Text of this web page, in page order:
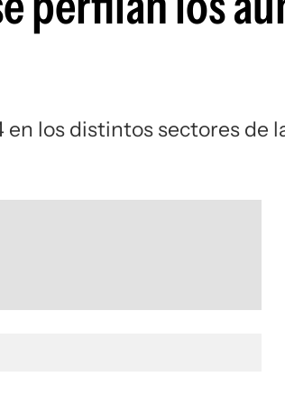
los distintos sectores de